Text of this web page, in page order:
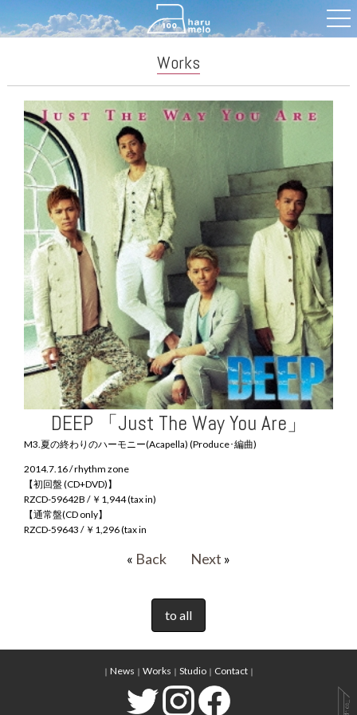
Works
DEEP 「Just The Way You Are」
M3.夏の終わりのハーモニー(Acapella) (Produce･編曲)
2014.7.16 / rhythm zone
【初回盤 (CD+DVD)】
RZCD-59642B / ￥1,944 (tax in)
【通常盤(CD only】
RZCD-59643 / ￥1,296 (tax in
« Back Next »
to all
｜ News ｜ Works ｜ Studio｜ Contact｜